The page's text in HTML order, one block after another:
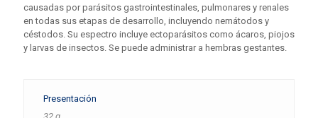
causadas por parásitos gastrointestinales, pulmonares y renales
en todas sus etapas de desarrollo, incluyendo nemátodos y
céstodos. Su espectro incluye ectoparásitos como ácaros, piojos
y larvas de insectos. Se puede administrar a hembras gestantes.
Presentación